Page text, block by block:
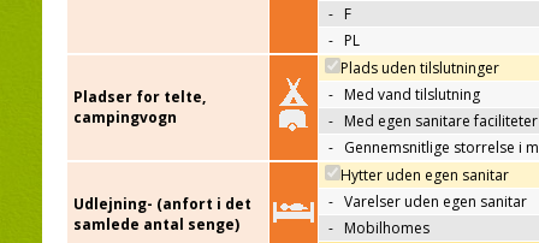
- F
- PL
Pladser for telte,
campingvogn
Plads uden tilslutninger
- Med vand tilslutning
- Med egen sanitare faciliteter
- Gennemsnitlige storrelse i
Udlejning- (anfort i det
samlede antal senge)
Hytter uden egen sanitar
- Varelser uden egen sanitar
- Mobilhomes